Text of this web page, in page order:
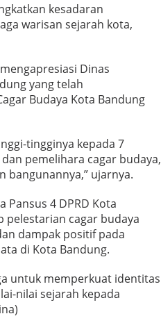
kesadaran
warisan sejarah kota,
Dinas
yang telah
Budaya Kota Bandung
tingginya kepada 7
pemelihara cagar budaya,
bangunannya,” ujarnya.
Pansus 4 DPRD Kota
pelestarian cagar budaya
dampak positif pada
di Kota Bandung.
untuk memperkuat identitas
nilai sejarah kepada